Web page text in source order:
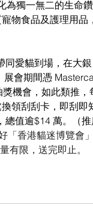
為獨一無二的生命
物食品及護理用品
同愛貓到場，在大銀
會期間憑
機會，如此類推，
領刮刮卡，即刮即
總值逾$14 萬。（
「香港貓迷博覽會
量有限，送完即止。